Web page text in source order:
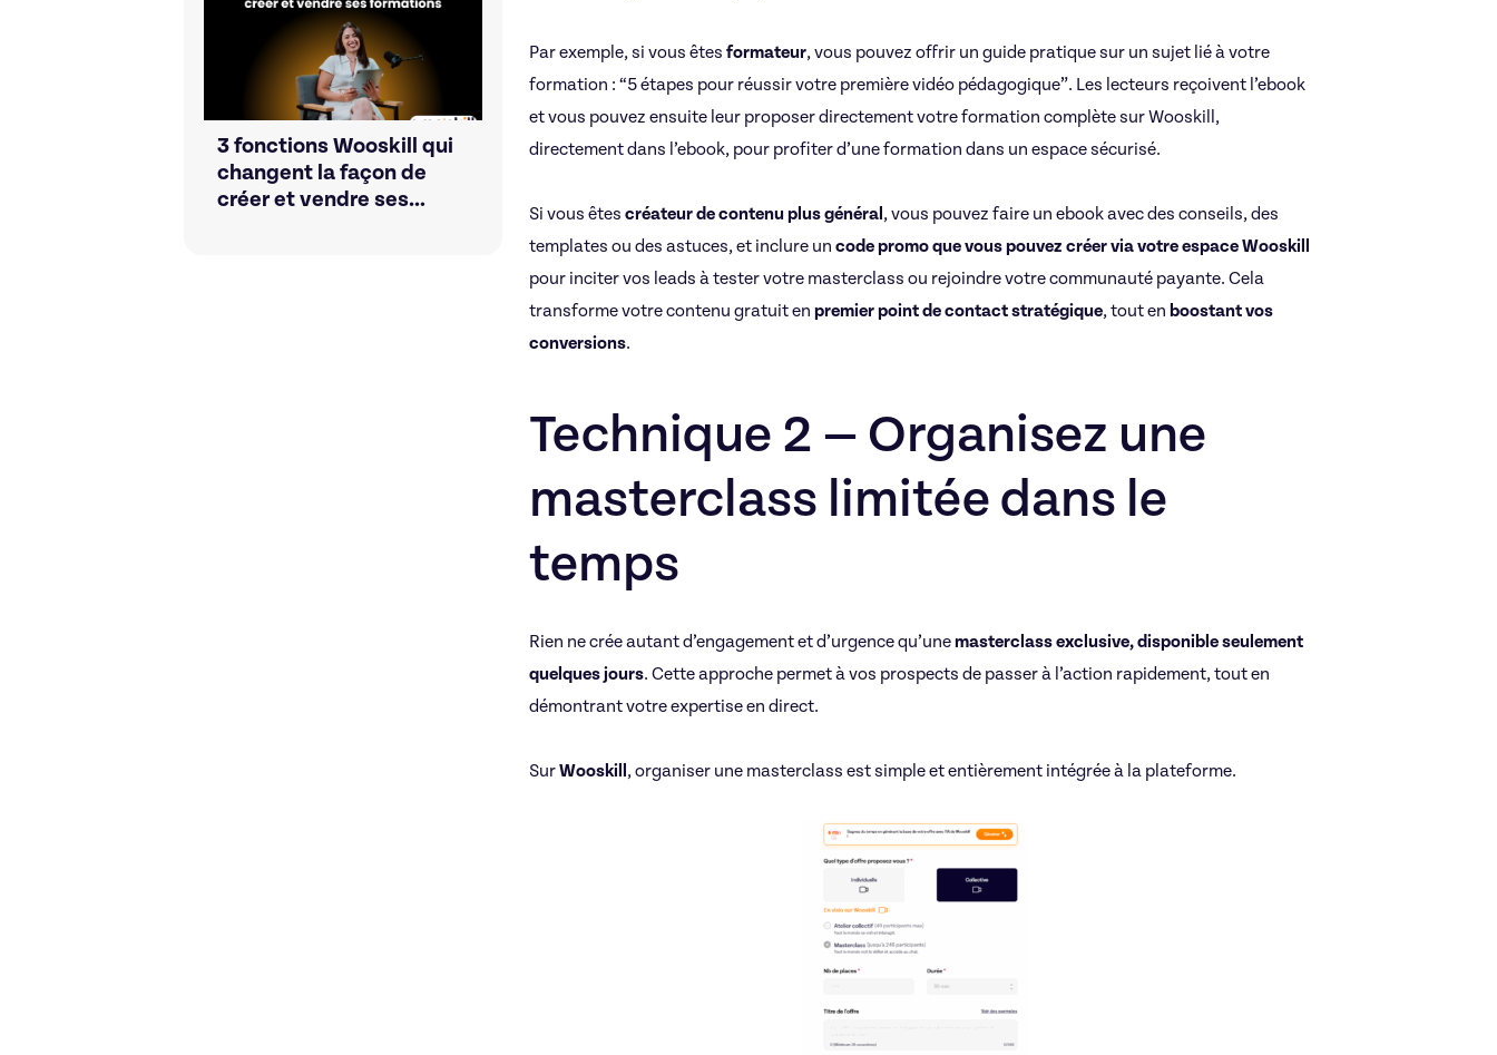
3 fonctions Wooskill qui
changent la façon de
créer et vendre ses
Par exemple, si vous êtes formateur, vous pouvez offrir un guide pratique sur un sujet lié à votre
formation : “5 étapes pour réussir votre première vidéo pédagogique”. Les lecteurs reçoivent l’ebook
et vous pouvez ensuite leur proposer directement votre formation complète sur Wooskill,
directement dans l’ebook, pour profiter d’une formation dans un espace sécurisé.
Si vous êtes créateur de contenu plus général , vous pouvez faire un ebook avec des conseils, des
templates ou des astuces, et inclure un code promo que vous pouvez créer via votre espace Wooskill
pour inciter vos leads à tester votre masterclass ou rejoindre votre communauté payante. Cela
transforme votre contenu gratuit en premier point de contact stratégique, tout en boostant vos
conversions.
Technique 2 — Organisez une
masterclass limitée dans le
temps
Rien ne crée autant d’engagement et d’urgence qu’unemasterclass exclusive, disponible seulement
quelques jours. Cette approche permet à vos prospects de passer à l’action rapidement, tout en
démontrant votre expertise en direct.
SurWooskill , organiser une masterclass est simple et entièrement intégrée à la plateforme.